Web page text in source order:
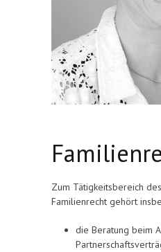
Zum Tätigkeitsbereich
Familienrecht gehört
die Beratung beim